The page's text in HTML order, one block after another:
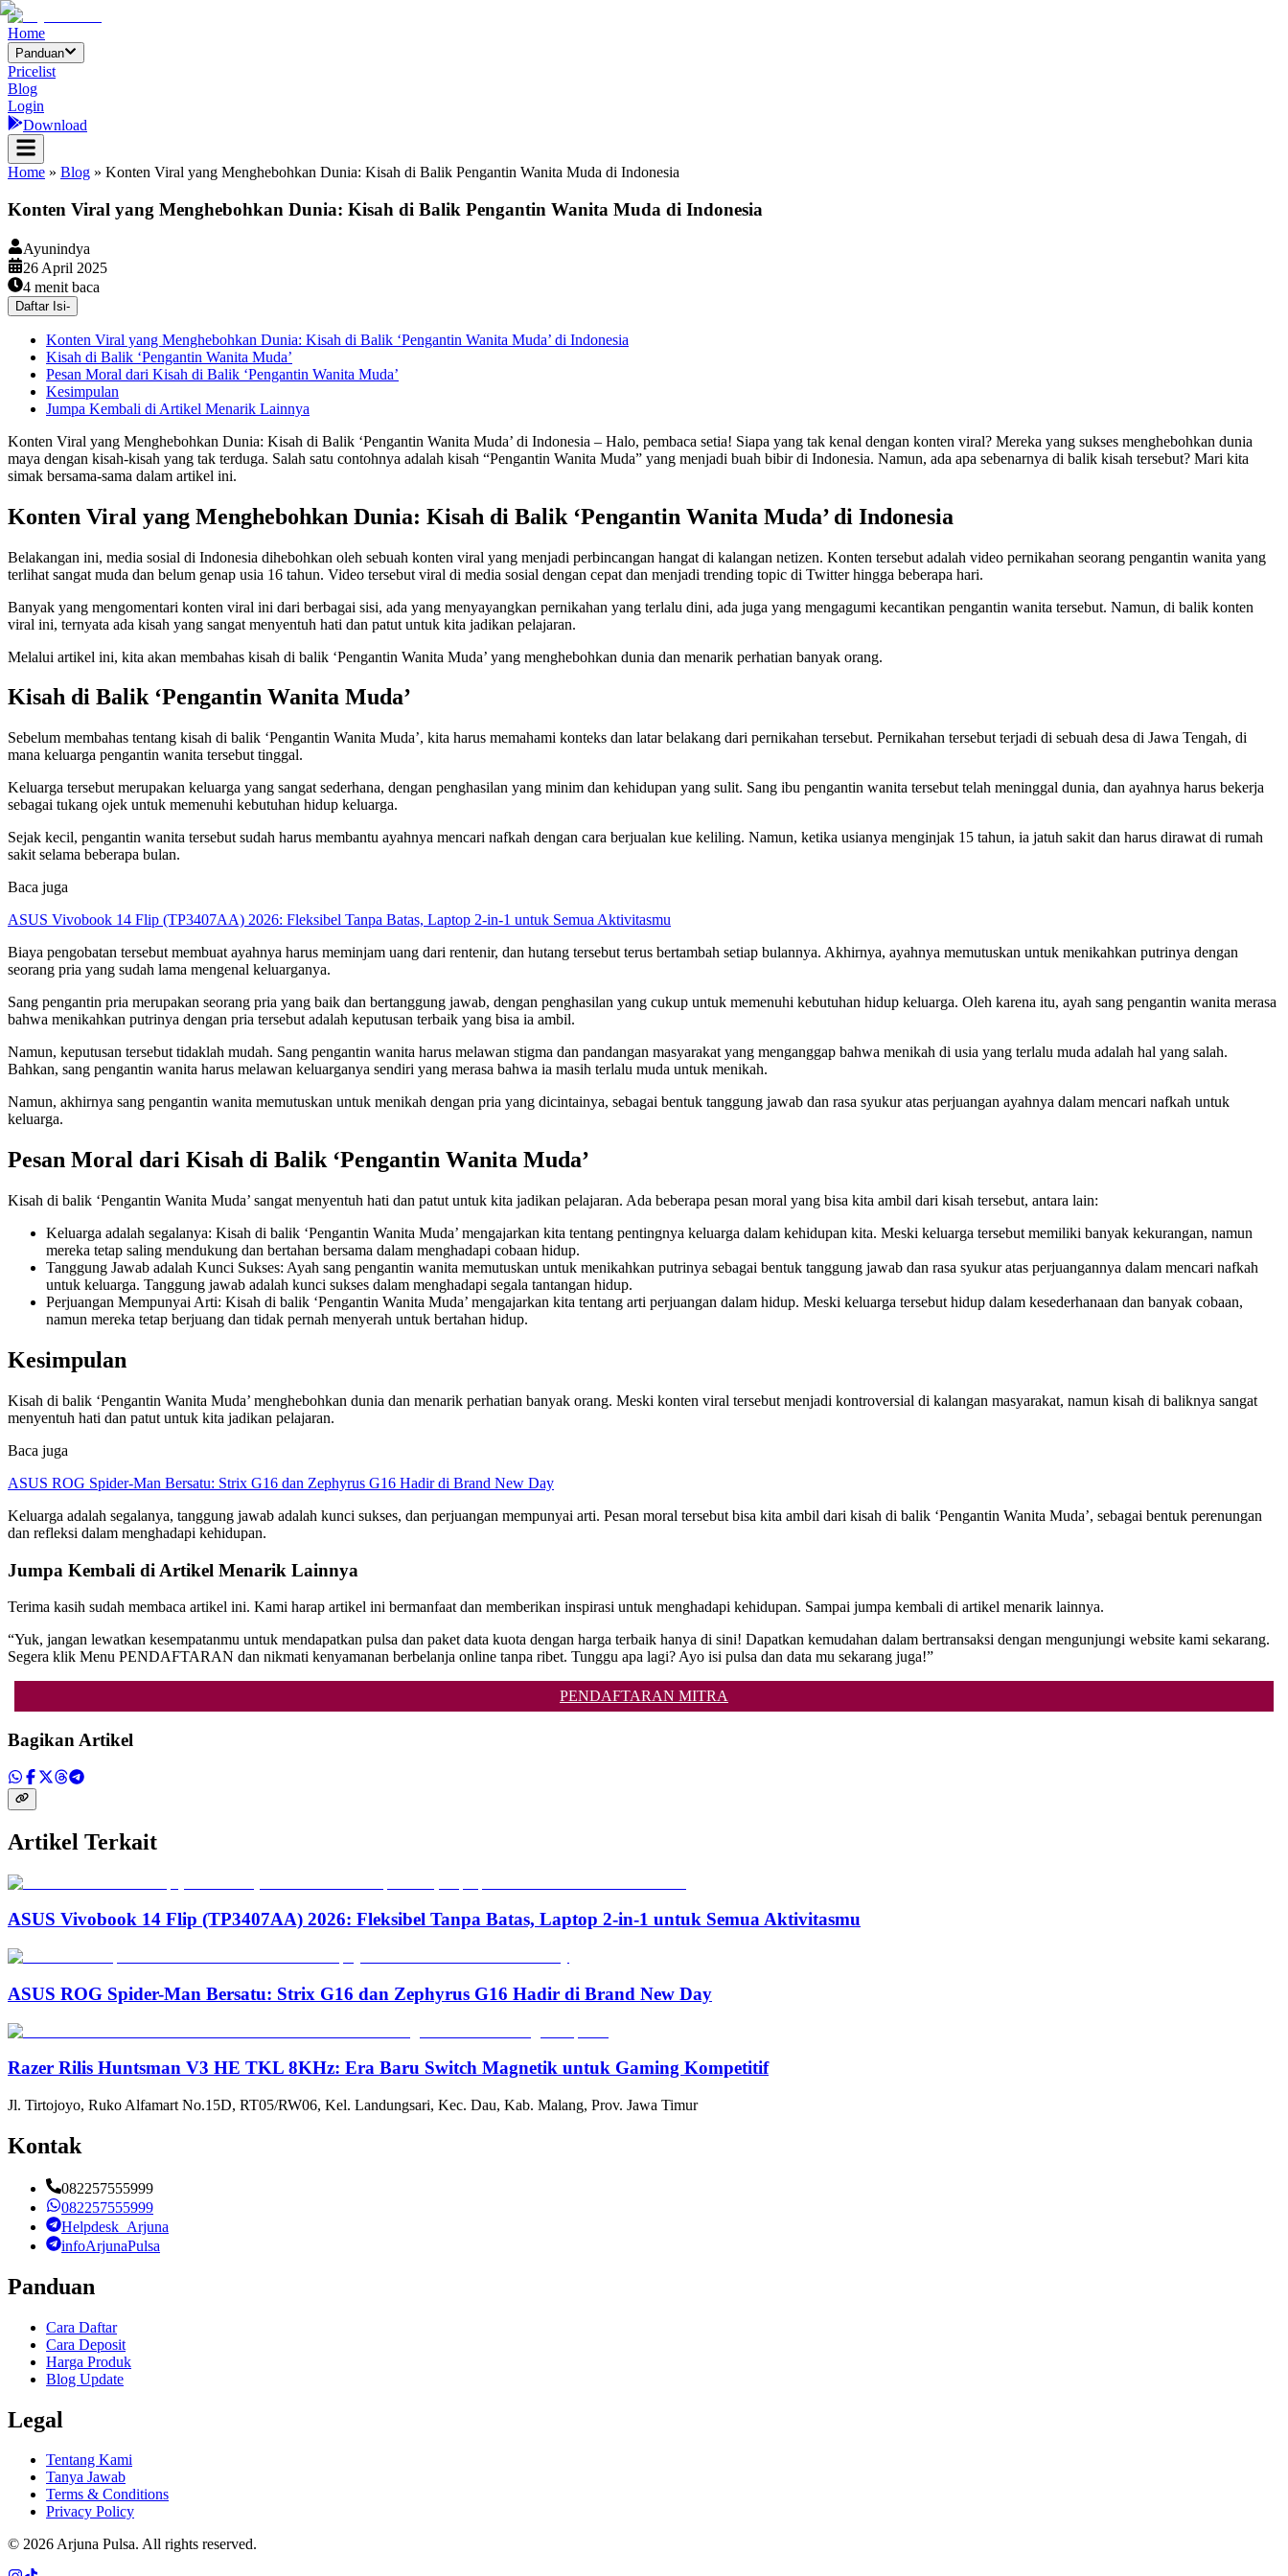
Home
Panduan
Pricelist
Blog
Login
Download
Home » Blog » Konten Viral yang Menghebohkan Dunia: Kisah di Balik Pengantin Wanita Muda di Indonesia
Konten Viral yang Menghebohkan Dunia: Kisah di Balik Pengantin Wanita Muda di Indonesia
Ayunindya
26 April 2025
4 menit baca
Daftar Isi-
Konten Viral yang Menghebohkan Dunia: Kisah di Balik ‘Pengantin Wanita Muda’ di Indonesia
Kisah di Balik ‘Pengantin Wanita Muda’
Pesan Moral dari Kisah di Balik ‘Pengantin Wanita Muda’
Kesimpulan
Jumpa Kembali di Artikel Menarik Lainnya
Konten Viral yang Menghebohkan Dunia: Kisah di Balik ‘Pengantin Wanita Muda’ di Indonesia – Halo, pembaca setia! Siapa yang tak kenal dengan konten viral? Mereka yang sukses menghebohkan dunia
maya dengan kisah-kisah yang tak terduga. Salah satu contohnya adalah kisah “Pengantin Wanita Muda” yang menjadi buah bibir di Indonesia. Namun, ada apa sebenarnya di balik kisah tersebut? Mari kita
simak bersama-sama dalam artikel ini.
Konten Viral yang Menghebohkan Dunia: Kisah di Balik ‘Pengantin Wanita Muda’ di Indonesia
Belakangan ini, media sosial di Indonesia dihebohkan oleh sebuah konten viral yang menjadi perbincangan hangat di kalangan netizen. Konten tersebut adalah video pernikahan seorang pengantin wanita yang
terlihat sangat muda dan belum genap usia 16 tahun. Video tersebut viral di media sosial dengan cepat dan menjadi trending topic di Twitter hingga beberapa hari.
Banyak yang mengomentari konten viral ini dari berbagai sisi, ada yang menyayangkan pernikahan yang terlalu dini, ada juga yang mengagumi kecantikan pengantin wanita tersebut. Namun, di balik konten
viral ini, ternyata ada kisah yang sangat menyentuh hati dan patut untuk kita jadikan pelajaran.
Melalui artikel ini, kita akan membahas kisah di balik ‘Pengantin Wanita Muda’ yang menghebohkan dunia dan menarik perhatian banyak orang.
Kisah di Balik ‘Pengantin Wanita Muda’
Sebelum membahas tentang kisah di balik ‘Pengantin Wanita Muda’, kita harus memahami konteks dan latar belakang dari pernikahan tersebut. Pernikahan tersebut terjadi di sebuah desa di Jawa Tengah, di
mana keluarga pengantin wanita tersebut tinggal.
Keluarga tersebut merupakan keluarga yang sangat sederhana, dengan penghasilan yang minim dan kehidupan yang sulit. Sang ibu pengantin wanita tersebut telah meninggal dunia, dan ayahnya harus bekerja
sebagai tukang ojek untuk memenuhi kebutuhan hidup keluarga.
Sejak kecil, pengantin wanita tersebut sudah harus membantu ayahnya mencari nafkah dengan cara berjualan kue keliling. Namun, ketika usianya menginjak 15 tahun, ia jatuh sakit dan harus dirawat di rumah
sakit selama beberapa bulan.
Baca juga
ASUS Vivobook 14 Flip (TP3407AA) 2026: Fleksibel Tanpa Batas, Laptop 2-in-1 untuk Semua Aktivitasmu
Biaya pengobatan tersebut membuat ayahnya harus meminjam uang dari rentenir, dan hutang tersebut terus bertambah setiap bulannya. Akhirnya, ayahnya memutuskan untuk menikahkan putrinya dengan
seorang pria yang sudah lama mengenal keluarganya.
Sang pengantin pria merupakan seorang pria yang baik dan bertanggung jawab, dengan penghasilan yang cukup untuk memenuhi kebutuhan hidup keluarga. Oleh karena itu, ayah sang pengantin wanita merasa
bahwa menikahkan putrinya dengan pria tersebut adalah keputusan terbaik yang bisa ia ambil.
Namun, keputusan tersebut tidaklah mudah. Sang pengantin wanita harus melawan stigma dan pandangan masyarakat yang menganggap bahwa menikah di usia yang terlalu muda adalah hal yang salah.
Bahkan, sang pengantin wanita harus melawan keluarganya sendiri yang merasa bahwa ia masih terlalu muda untuk menikah.
Namun, akhirnya sang pengantin wanita memutuskan untuk menikah dengan pria yang dicintainya, sebagai bentuk tanggung jawab dan rasa syukur atas perjuangan ayahnya dalam mencari nafkah untuk
keluarga.
Pesan Moral dari Kisah di Balik ‘Pengantin Wanita Muda’
Kisah di balik ‘Pengantin Wanita Muda’ sangat menyentuh hati dan patut untuk kita jadikan pelajaran. Ada beberapa pesan moral yang bisa kita ambil dari kisah tersebut, antara lain:
Keluarga adalah segalanya: Kisah di balik ‘Pengantin Wanita Muda’ mengajarkan kita tentang pentingnya keluarga dalam kehidupan kita. Meski keluarga tersebut memiliki banyak kekurangan, namun
mereka tetap saling mendukung dan bertahan bersama dalam menghadapi cobaan hidup.
Tanggung Jawab adalah Kunci Sukses: Ayah sang pengantin wanita memutuskan untuk menikahkan putrinya sebagai bentuk tanggung jawab dan rasa syukur atas perjuangannya dalam mencari nafkah
untuk keluarga. Tanggung jawab adalah kunci sukses dalam menghadapi segala tantangan hidup.
Perjuangan Mempunyai Arti: Kisah di balik ‘Pengantin Wanita Muda’ mengajarkan kita tentang arti perjuangan dalam hidup. Meski keluarga tersebut hidup dalam kesederhanaan dan banyak cobaan,
namun mereka tetap berjuang dan tidak pernah menyerah untuk bertahan hidup.
Kesimpulan
Kisah di balik ‘Pengantin Wanita Muda’ menghebohkan dunia dan menarik perhatian banyak orang. Meski konten viral tersebut menjadi kontroversial di kalangan masyarakat, namun kisah di baliknya sangat
menyentuh hati dan patut untuk kita jadikan pelajaran.
Baca juga
ASUS ROG Spider-Man Bersatu: Strix G16 dan Zephyrus G16 Hadir di Brand New Day
Keluarga adalah segalanya, tanggung jawab adalah kunci sukses, dan perjuangan mempunyai arti. Pesan moral tersebut bisa kita ambil dari kisah di balik ‘Pengantin Wanita Muda’, sebagai bentuk perenungan
dan refleksi dalam menghadapi kehidupan.
Jumpa Kembali di Artikel Menarik Lainnya
Terima kasih sudah membaca artikel ini. Kami harap artikel ini bermanfaat dan memberikan inspirasi untuk menghadapi kehidupan. Sampai jumpa kembali di artikel menarik lainnya.
“Yuk, jangan lewatkan kesempatanmu untuk mendapatkan pulsa dan paket data kuota dengan harga terbaik hanya di sini! Dapatkan kemudahan dalam bertransaksi dengan mengunjungi website kami sekarang.
Segera klik Menu PENDAFTARAN dan nikmati kenyamanan berbelanja online tanpa ribet. Tunggu apa lagi? Ayo isi pulsa dan data mu sekarang juga!”
PENDAFTARAN MITRA
Bagikan Artikel
Artikel Terkait
ASUS Vivobook 14 Flip (TP3407AA) 2026: Fleksibel Tanpa Batas, Laptop 2-in-1 untuk Semua Aktivitasmu
ASUS ROG Spider-Man Bersatu: Strix G16 dan Zephyrus G16 Hadir di Brand New Day
Razer Rilis Huntsman V3 HE TKL 8KHz: Era Baru Switch Magnetik untuk Gaming Kompetitif
Jl. Tirtojoyo, Ruko Alfamart No.15D, RT05/RW06, Kel. Landungsari, Kec. Dau, Kab. Malang, Prov. Jawa Timur
Kontak
082257555999
082257555999
Helpdesk_Arjuna
infoArjunaPulsa
Panduan
Cara Daftar
Cara Deposit
Harga Produk
Blog Update
Legal
Tentang Kami
Tanya Jawab
Terms & Conditions
Privacy Policy
© 2026Arjuna Pulsa. All rights reserved.